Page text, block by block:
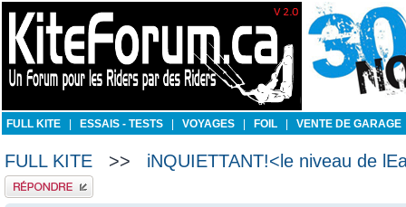
FULL KITE ESSAIS - TESTS VOYAGES FOIL VENTE DE GARAGE
FULL KITE >> iNQUIETTANT!<le niveau de
Publier une réponse